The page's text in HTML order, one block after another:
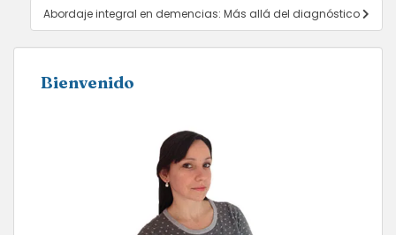
Abordaje integral en demencias: Más allá del diagnóstico
Bienvenido